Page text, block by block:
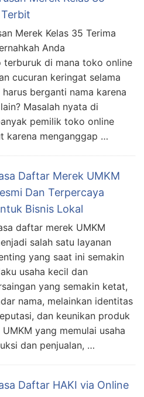
Merek Kelas 35 Terima
Anda
terburuk di mana toko online
cucuran keringat selama
berganti nama karena
Masalah nyata di
pemilik toko online
karena menganggap …
Daftar Merek UMKM
Dan Terpercaya
Bisnis Lokal
daftar merek UMKM
salah satu layanan
yang saat ini semakin
usaha kecil dan
yang semakin ketat,
nama, melainkan identitas
dan keunikan produk
yang memulai usaha
dan penjualan, …
Daftar HAKI via Online